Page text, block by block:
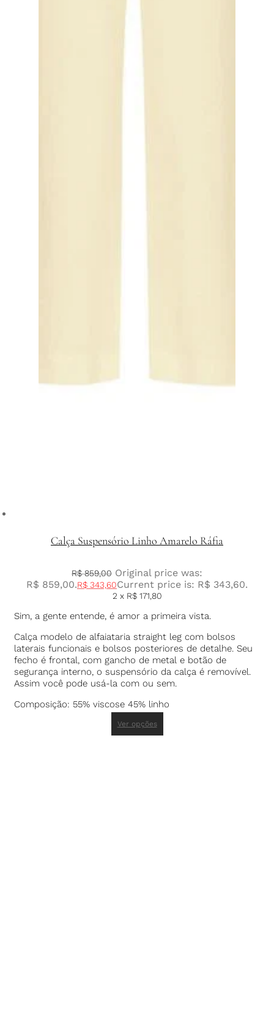
Calça Suspensório Linho Amarelo Ráfia
R$859,00 Original price was:
R$ 859,00.R$ 343,60Current price is: R$ 343,60.
2 x R$171,80
Sim, a gente entende, é amor a primeira vista.
Calça modelo de alfaiataria straight leg com bolsos
laterais funcionais e bolsos posteriores de detalhe. Seu
fecho é frontal, com gancho de metal e botão de
segurança interno, o suspensório da calça é removível.
Assim você pode usá-la com ou sem.
Composição: 55% viscose 45% linho
Ver opções